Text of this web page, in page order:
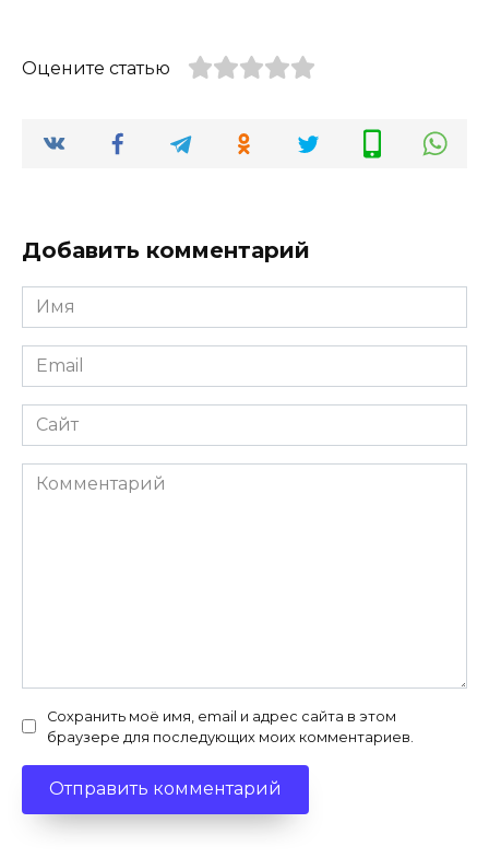
Оцените статью
Добавить комментарий
Имя
*
Email
*
Сайт
Комментарий
Сохранить моё имя, email и адрес сайта в этом
браузере для последующих моих комментариев.